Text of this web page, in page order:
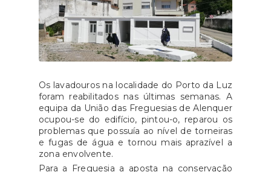
Os lavadouros na localidade do Porto da Luz
foram reabilitados nas últimas semanas. A
equipa da União das Freguesias de Alenquer
ocupou-se do edifício, pintou-o, reparou os
problemas que possuía ao nível de torneiras
e fugas de água e tornou mais aprazível a
zona envolvente.
Para a Freguesia a aposta na conservação